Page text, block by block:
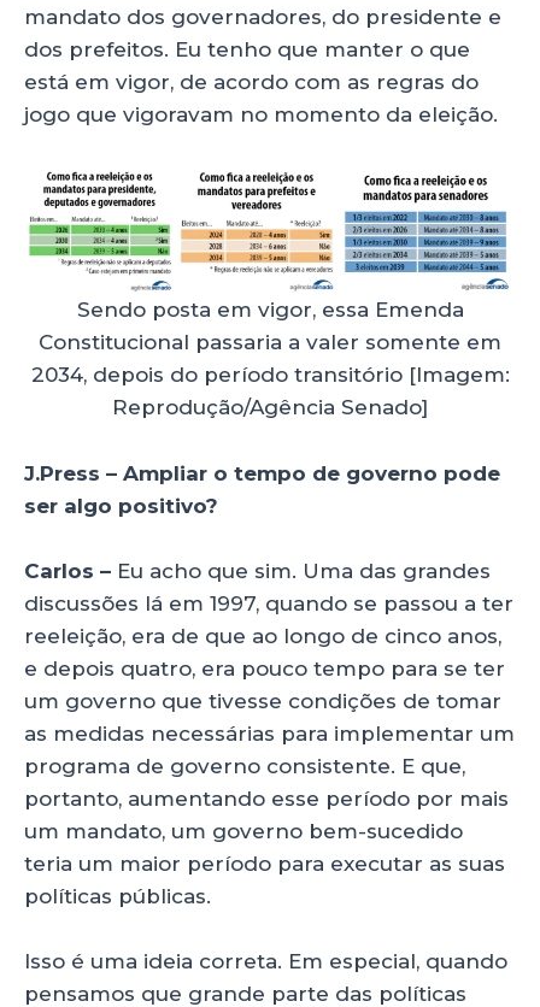
mandato dos governadores, do presidente e
dos prefeitos. Eu tenho que manter o que
está em vigor, de acordo com as regras do
jogo que vigoravam no momento da eleição.
Sendo posta em vigor, essa Emenda
Constitucional passaria a valer somente em
2034, depois do período transitório [Imagem:
Reprodução/Agência Senado]
J.Press – Ampliar o tempo de governo pode
ser algo positivo?
Carlos – Eu acho que sim. Uma das grandes
discussões lá em 1997, quando se passou a ter
reeleição, era de que ao longo de cinco anos,
e depois quatro, era pouco tempo para se ter
um governo que tivesse condições de tomar
as medidas necessárias para implementar um
programa de governo consistente. E que,
portanto, aumentando esse período por mais
um mandato, um governo bem-sucedido
teria um maior período para executar as suas
políticas públicas.
Isso é uma ideia correta. Em especial, quando
pensamos que grande parte das políticas